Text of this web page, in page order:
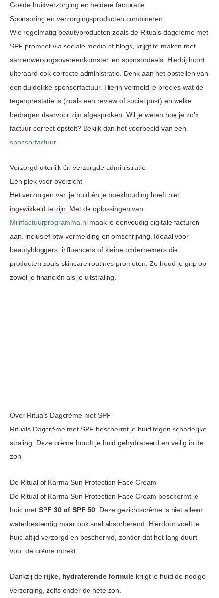
Goede huidverzorging en heldere facturatie
Sponsoring en verzorgingsproducten combineren
Wie regelmatig beautyproducten zoals de Rituals dagcrème met
SPF promoot via sociale media of blogs, krijgt te maken met
samenwerkingsovereenkomsten en sponsordeals. Hierbij hoort
uiteraard ook correcte administratie. Denk aan het opstellen van
een duidelijke sponsorfactuur. Hierin vermeld je precies wat de
tegenprestatie is (zoals een review of social post) en welke
bedragen daarvoor zijn afgesproken. Wil je weten hoe je zo’n
factuur correct opstelt? Bekijk dan het voorbeeld van een
sponsorfactuur.
Verzorgd uiterlijk én verzorgde administratie
Eén plek voor overzicht
Het verzorgen van je huid én je boekhouding hoeft niet
ingewikkeld te zijn. Met de oplossingen van
Mijnfactuurprogramma.nl maak je eenvoudig digitale facturen
aan, inclusief btw-vermelding en omschrijving. Ideaal voor
beautybloggers, influencers of kleine ondernemers die
producten zoals skincare routines promoten. Zo houd je grip op
zowel je financiën als je uitstraling.
Over Rituals Dagcrème met SPF
Rituals Dagcrème met SPF beschermt je huid tegen schadelijke
straling. Deze crème houdt je huid gehydrateerd en veilig in de
zon.
De Ritual of Karma Sun Protection Face Cream
De Ritual of Karma Sun Protection Face Cream beschermt je
huid met SPF 30 of SPF 50 . Deze gezichtscrème is niet alleen
waterbestendig maar ook snel absorberend. Hierdoor voelt je
huid altijd verzorgd en beschermd, zonder dat het lang duurt
voor de crème intrekt.
Dankzij de rijke, hydraterende formule krijgt je huid de nodige
verzorging, zelfs onder de hete zon.